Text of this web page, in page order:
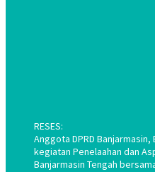
RESES:
Anggota DPRD
kegiatan Penelaahan dan
Banjarmasin Tengah